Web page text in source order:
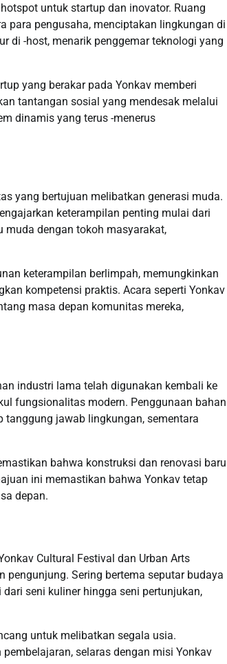
untuk startup dan inovator. Ruang
para pengusaha, menciptakan lingkungan di
di -host, menarik penggemar teknologi yang
yang berakar pada Yonkav memberi
tantangan sosial yang mendesak melalui
dinamis yang terus -menerus
yang bertujuan melibatkan generasi muda.
keterampilan penting mulai dari
dengan tokoh masyarakat,
keterampilan berlimpah, memungkinkan
kompetensi praktis. Acara seperti Yonkav
masa depan komunitas mereka,
industri lama telah digunakan kembali ke
fungsionalitas modern. Penggunaan bahan
jawab lingkungan, sementara
bahwa konstruksi dan renovasi baru
ini memastikan bahwa Yonkav tetap
depan.
Cultural Festival dan Urban Arts
Sering bertema seputar budaya
seni kuliner hingga seni pertunjukan,
untuk melibatkan segala usia.
selaras dengan misi Yonkav